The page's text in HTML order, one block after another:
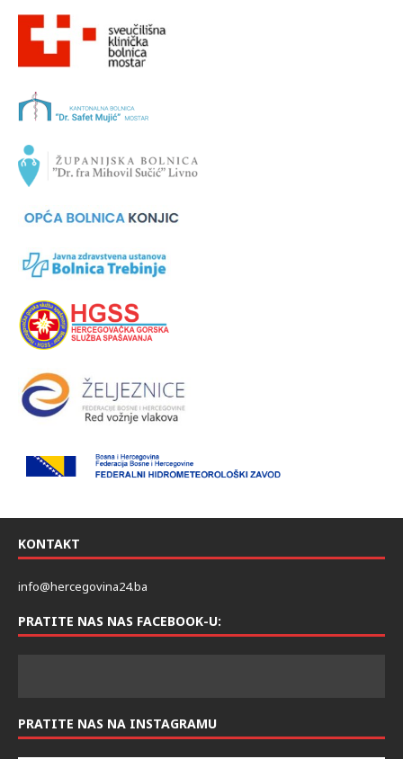
KONTAKT
info@hercegovina24.ba
PRATITE NAS NAS FACEBOOK-U:
PRATITE NAS NA INSTAGRAMU